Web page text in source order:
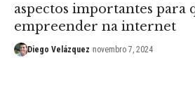
aspectos importantes para
empreender na internet
Diego Velázquez novembro 7, 2024